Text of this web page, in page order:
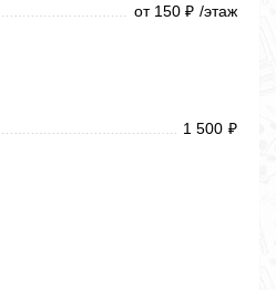
от 150 ₽ /этаж
1 500 ₽